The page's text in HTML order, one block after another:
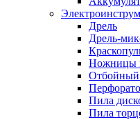
Дрель
Дрель-
Ножницы
Отбойный
Пила
Пила